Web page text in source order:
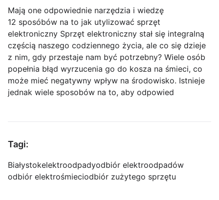
Mają one odpowiednie narzędzia i wiedzę
12 sposóbów na to jak utylizować sprzęt
elektroniczny Sprzęt elektroniczny stał się integralną
częścią naszego codziennego życia, ale co się dzieje
z nim, gdy przestaje nam być potrzebny? Wiele osób
popełnia błąd wyrzucenia go do kosza na śmieci, co
może mieć negatywny wpływ na środowisko. Istnieje
jednak wiele sposobów na to, aby odpowied
Tagi:
Białystokelektroodpadyodbiór elektroodpadów
odbiór elektrośmieciodbiór zużytego sprzętu